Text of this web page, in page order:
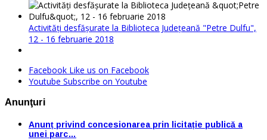
Activități desfășurate la Biblioteca Județeană "Petre Dulfu",
12 - 16 februarie 2018
Facebook Like us on Facebook
Youtube Subscribe on Youtube
Anunţuri
Anunț privind concesionarea prin licitație publică a
unei parc…